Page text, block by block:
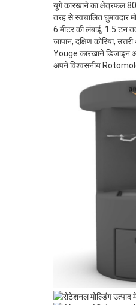
यूगे कारखाने का क्षेत्रफल
तरह से स्वचालित घुमावदार
6 मीटर की लंबाई, 1.5 टन
जापान, दक्षिण कोरिया,
Youge कारखाने डिजाइन
अपने विश्वसनीय Rotomold